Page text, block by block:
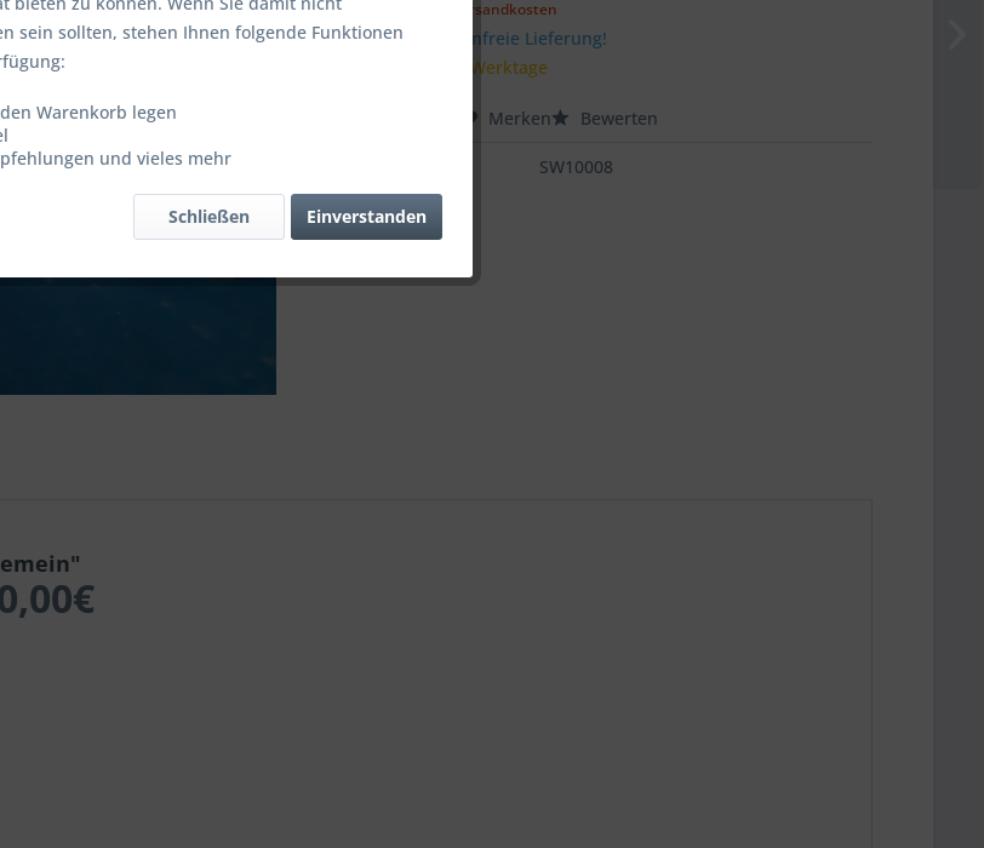
inkl. MwSt.
zzgl. Versandkosten
Versandkostenfreie Lieferung!
Lieferzeit 3-5 Werktage
Merken Bewerten
SW10008
sein sollten, stehen Ihnen folgende Funktionen
Warenkorb legen
und vieles mehr
Einverstanden
Schließen